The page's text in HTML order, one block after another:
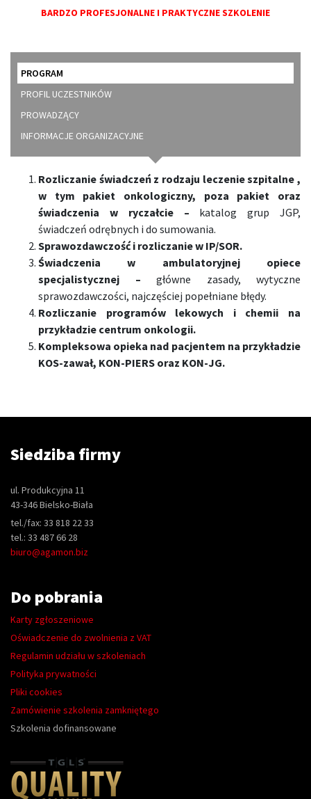
BARDZO PROFESJONALNE I PRAKTYCZNE SZKOLENIE
PROGRAM
PROFIL UCZESTNIKÓW
PROWADZĄCY
INFORMACJE ORGANIZACYJNE
Rozliczanie świadczeń z rodzaju leczenie szpitalne ,
w tym pakiet onkologiczny, poza pakiet oraz
świadczenia w ryczałcie – katalog grup JGP,
świadczeń odrębnych i do sumowania.
Sprawozdawczość i rozliczanie w IP/SOR.
Świadczenia w ambulatoryjnej opiece
specjalistycznej – główne zasady, wytyczne
sprawozdawczości, najczęściej popełniane błędy.
Rozliczanie programów lekowych i chemii na
przykładzie centrum onkologii.
Kompleksowa opieka nad pacjentem na przykładzie
KOS-zawał, KON-PIERS oraz KON-JG.
Siedziba firmy
ul. Produkcyjna 11
43-346 Bielsko-Biała
tel./fax: 33 818 22 33
tel.: 33 487 66 28
biuro@agamon.biz
Do pobrania
Karty zgłoszeniowe
Oświadczenie do zwolnienia z VAT
Regulamin udziału w szkoleniach
Polityka prywatności
Pliki cookies
Zamówienie szkolenia zamkniętego
Szkolenia dofinansowane